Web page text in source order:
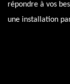
répondre à vos
une installation